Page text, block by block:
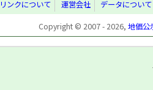
リンクについて 運営会社
データについて
Copyright © 2007 - 2026, 地価公